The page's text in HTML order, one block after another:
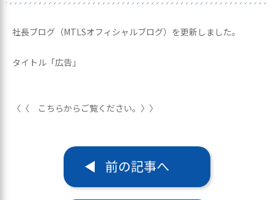
社長ブログ（MTLSオフィシャルブログ）を更新しました。
タイトル「広告」
〈〈 こちらからご覧ください。〉〉
前の記事へ